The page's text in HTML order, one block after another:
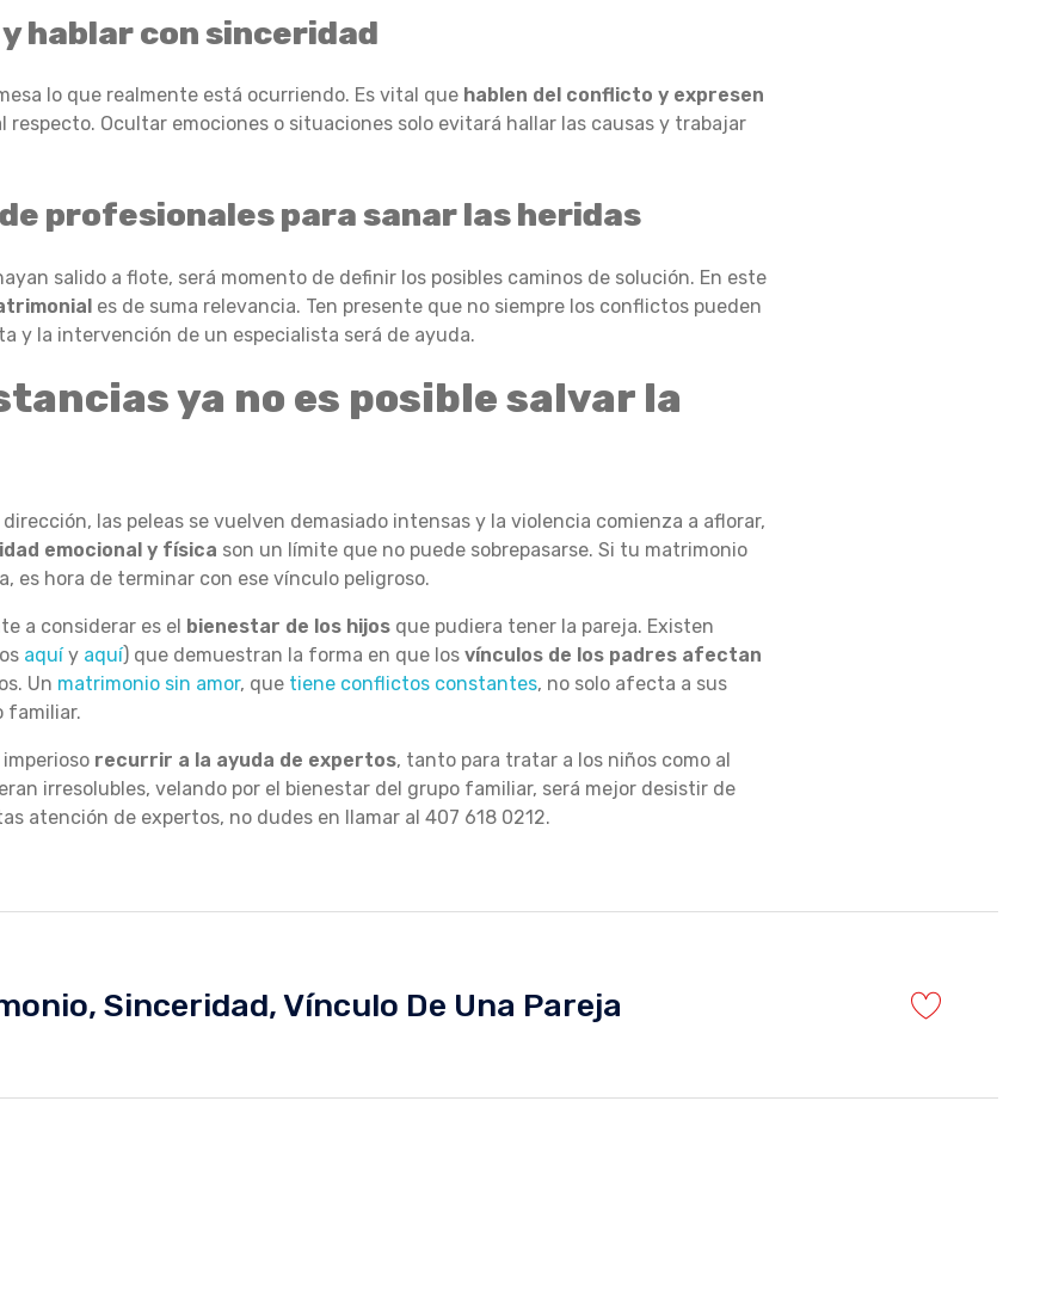
hablar con sinceridad
lo que realmente está ocurriendo. Es vital que hablen del conflicto y expresen
respecto. Ocultar emociones o situaciones solo evitará hallar las causas y trabajar
profesionales para sanar las heridas
salido a flote, será momento de definir los posibles caminos de solución. En este
es de suma relevancia. Ten presente que no siempre los conflictos pueden
y la intervención de un especialista será de ayuda.
ya no es posible salvar la
las peleas se vuelven demasiado intensas y la violencia comienza a aflorar,
emocional y física son un límite que no puede sobrepasarse. Si tu matrimonio
es hora de terminar con ese vínculo peligroso.
a considerar es el bienestar de los hijos que pudiera tener la pareja. Existen
aquíy aquí) que demuestran la forma en que los vínculos de los padres afectan
Un matrimonio sin amor, que tiene conflictos constantes, no solo afecta a sus
familiar.
recurrir a la ayuda de expertos, tanto para tratar a los niños como al
irresolubles, velando por el bienestar del grupo familiar, será mejor desistir de
atención de expertos, no dudes en llamar al 407 618 0212.
, Sinceridad,Vínculo De Una Pareja